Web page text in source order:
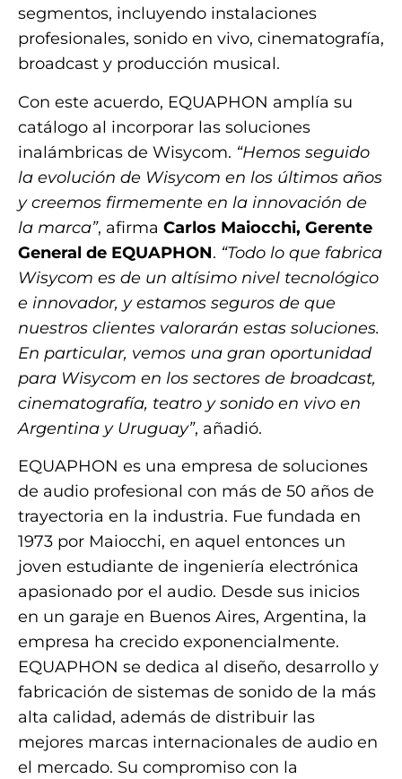
segmentos, incluyendo instalaciones
profesionales, sonido en vivo, cinematografía,
broadcast y producción musical.
Con este acuerdo, EQUAPHON amplía su
catálogo al incorporar las soluciones
inalámbricas de Wisycom. “Hemos seguido
la evolución de Wisycom en los últimos años
y creemos firmemente en la innovación de
la marca”, afirma Carlos Maiocchi, Gerente
General de EQUAPHON. “Todo lo que fabrica
Wisycom es de un altísimo nivel tecnológico
e innovador, y estamos seguros de que
nuestros clientes valorarán estas soluciones.
En particular, vemos una gran oportunidad
para Wisycom en los sectores de broadcast,
cinematografía, teatro y sonido en vivo en
Argentina y Uruguay”, añadió.
EQUAPHON es una empresa de soluciones
de audio profesional con más de 50 años de
trayectoria en la industria. Fue fundada en
1973 por Maiocchi, en aquel entonces un
joven estudiante de ingeniería electrónica
apasionado por el audio. Desde sus inicios
en un garaje en Buenos Aires, Argentina, la
empresa ha crecido exponencialmente.
EQUAPHON se dedica al diseño, desarrollo y
fabricación de sistemas de sonido de la más
alta calidad, además de distribuir las
mejores marcas internacionales de audio en
el mercado. Su compromiso con la